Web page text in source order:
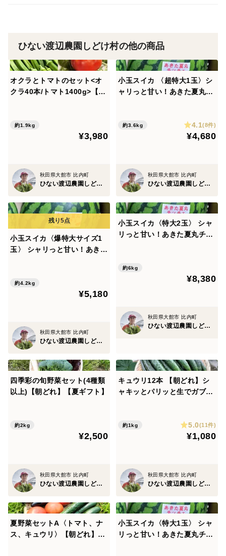
ひない渡辺農園しどけ村の他の商品
オクラとトマトのセット<オ
クラ40本/トマト1400g>【朝
約1.9kg
¥3,980
秋田県大館市 比内町
ひない渡辺農園しどけ村
小玉スイカ 〈超特大1玉〉シ
ャリっと甘い！あきた夏丸チ
約3.6kg 4.1(8件)
¥4,680
秋田県大館市 比内町
ひない渡辺農園しどけ村
小玉スイカ〈爆特大サイズ1
玉〉 シャリっと甘い！あきた
約4.2kg
¥5,180
秋田県大館市 比内町
ひない渡辺農園しどけ村
小玉スイカ〈特大2玉〉 シャ
リっと甘い！あきた夏丸チッ
約6kg
¥8,380
秋田県大館市 比内町
ひない渡辺農園しどけ村
四季彩の旬野菜セット(4種類
以上)【朝どれ】【夏ギフト】
約2kg
¥2,500
秋田県大館市 比内町
ひない渡辺農園しどけ村
キュウリ12本 【朝どれ】シ
ャキッとパリッと生でガブッ
約1kg 5.0(11件)
¥1,080
秋田県大館市 比内町
ひない渡辺農園しどけ村
夏野菜セットA〈トマト、ナ
ス、キュウリ〉【朝どれ】
小玉スイカ〈特大1玉〉 シャ
リっと甘い！あきた夏丸チッ